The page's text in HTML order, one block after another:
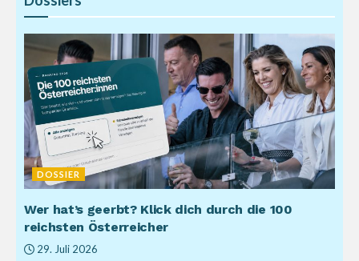
DOSSIER
Wer hat’s geerbt? Klick dich durch die 100
reichsten Österreicher
29. Juli 2026